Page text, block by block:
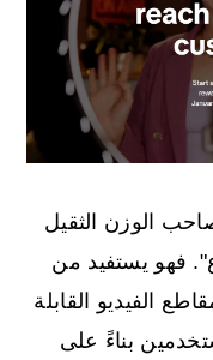
الثقيل
يستفيد من
القابلة
بناءً على